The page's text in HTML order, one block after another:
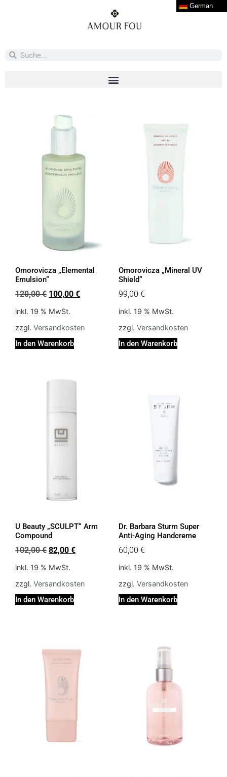
Omorovicza „Elemental
Emulsion“
120,00€ 100,00 €
inkl. 19 % MwSt.
zzgl. Versandkosten
In den Warenkorb
Omorovicza „Mineral UV
Shield“
99,00 €
inkl. 19 % MwSt.
zzgl. Versandkosten
In den Warenkorb
U Beauty „SCULPT“ Arm
Compound
102,00€ 82,00 €
inkl. 19 % MwSt.
zzgl. Versandkosten
In den Warenkorb
Dr. Barbara Sturm Super
Anti-Aging Handcreme
60,00 €
inkl. 19 % MwSt.
zzgl. Versandkosten
In den Warenkorb
German